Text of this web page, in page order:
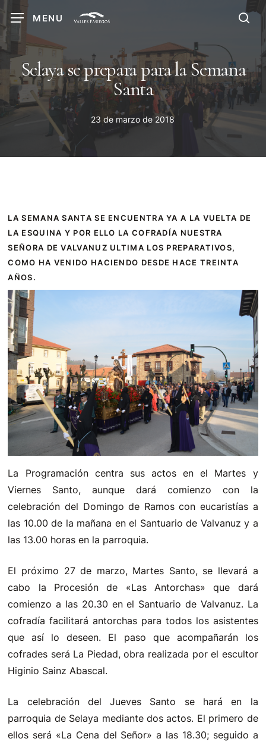
to
main
content
MENU
Selaya se prepara para la Semana
Santa
23 de marzo de 2018
LA SEMANA SANTA SE ENCUENTRA YA A LA VUELTA DE
LA ESQUINA Y POR ELLO LA COFRADÍA NUESTRA
SEÑORA DE VALVANUZ ULTIMA LOS PREPARATIVOS,
COMO HA VENIDO HACIENDO DESDE HACE TREINTA
AÑOS.
La Programación centra sus actos en el Martes y
Viernes Santo, aunque dará comienzo con la
celebración del Domingo de Ramos con eucaristías a
las 10.00 de la mañana en el Santuario de Valvanuz y a
las 13.00 horas en la parroquia.
El próximo 27 de marzo, Martes Santo, se llevará a
cabo la Procesión de «Las Antorchas» que dará
comienzo a las 20.30 en el Santuario de Valvanuz. La
cofradía facilitará antorchas para todos los asistentes
que así lo deseen. El paso que acompañarán los
cofrades será La Piedad, obra realizada por el escultor
Higinio Sainz Abascal.
La celebración del Jueves Santo se hará en la
parroquia de Selaya mediante dos actos. El primero de
ellos será «La Cena del Señor» a las 18.30; seguido a